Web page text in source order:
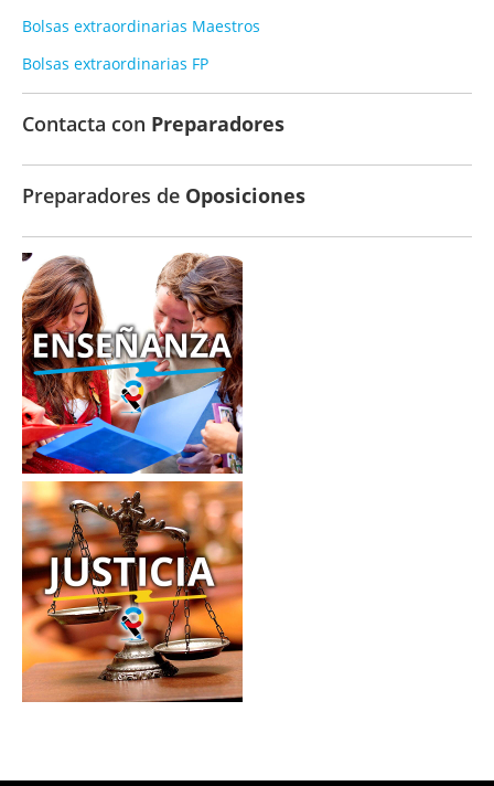
Bolsas extraordinarias Maestros
Bolsas extraordinarias FP
Contacta con Preparadores
Preparadores de Oposiciones